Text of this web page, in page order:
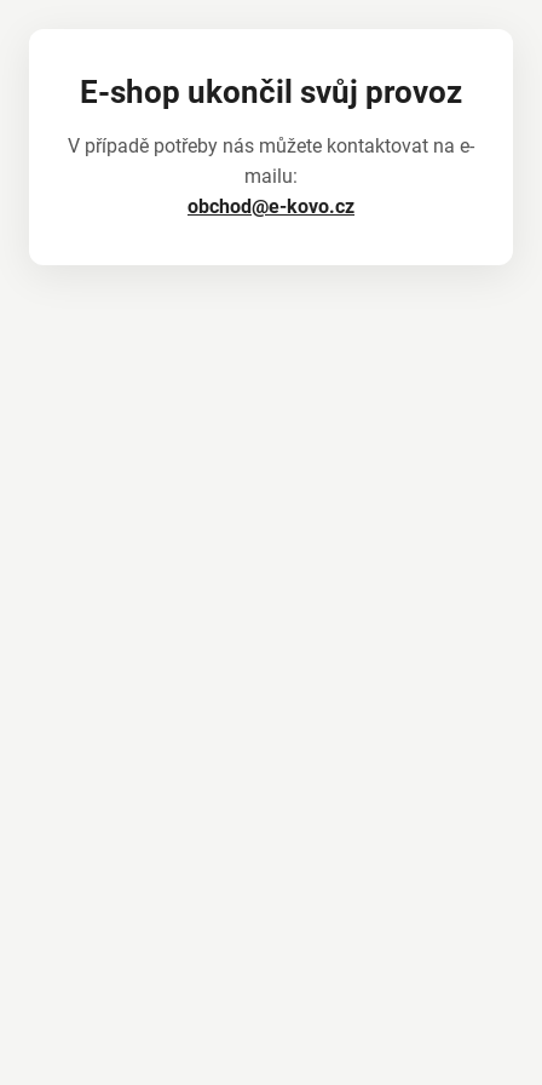
E-shop ukončil svůj provoz
V případě potřeby nás můžete kontaktovat na e-
mailu:
obchod@e-kovo.cz